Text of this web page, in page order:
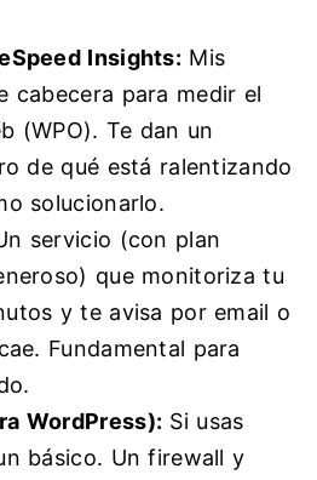
Insights: Mis
cabecera para medir el
(WPO). Te dan un
de qué está ralentizando
solucionarlo.
servicio (con plan
que monitoriza tu
y te avisa por email o
Fundamental para
WordPress): Si usas
básico. Un firewall y